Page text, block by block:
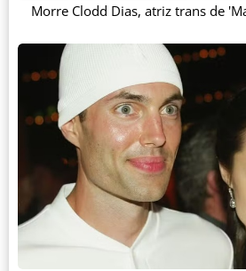
Morre Clodd Dias, atriz trans de